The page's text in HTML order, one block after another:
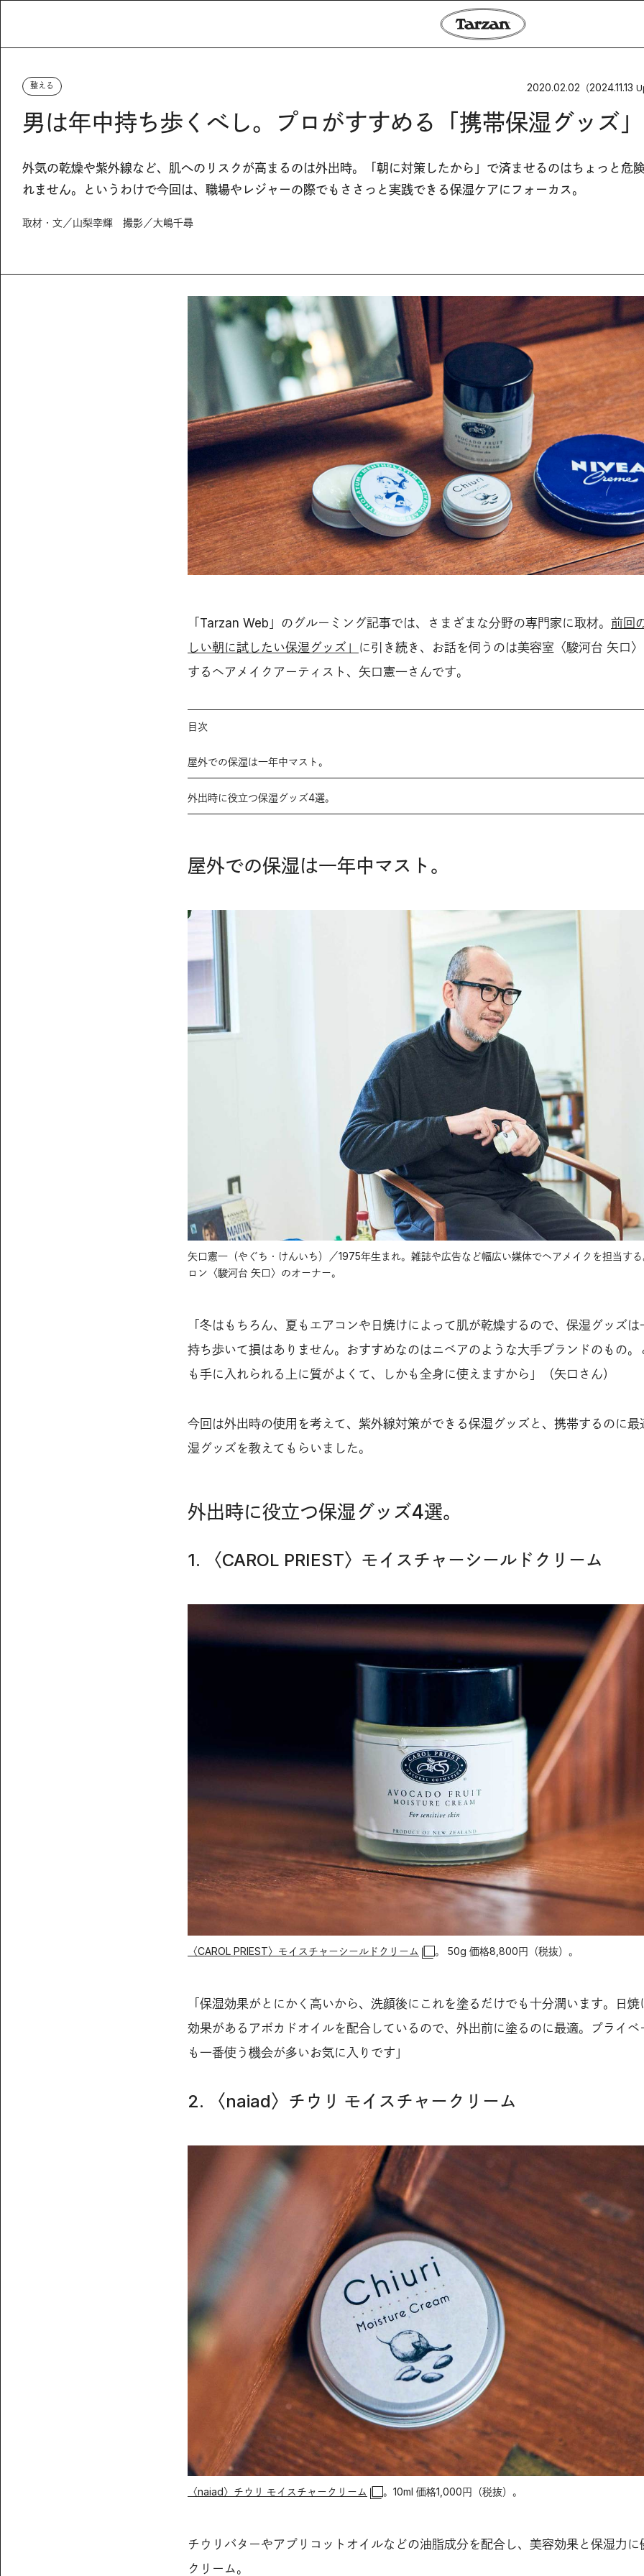
整える 2020.02.02 （2024.11.13
男は年中持ち歩くべし。プロがすすめる「携帯保湿グッズ」
外気の乾燥や紫外線など、肌へのリスクが高まるのは外出時。「朝に対策したから」で済ませるのはちょっと危
れません。というわけで今回は、職場やレジャーの際でもささっと実践できる保湿ケアにフォーカス。
取材・文／山梨幸輝 撮影／大嶋千尋
「Tarzan Web」のグルーミング記事では、さまざまな分野の専門家に取材。 前回
しい朝に試したい保湿グッズ」 に引き続き、お話を伺うのは美容室〈駿河台 矢口
するヘアメイクアーティスト、矢口憲一さんです。
目次
屋外での保湿は一年中マスト。
外出時に役立つ保湿グッズ4選。
屋外での保湿は一年中マスト。
矢口憲一（やぐち・けんいち）／1975年生まれ。雑誌や広告など幅広い媒体でヘアメイクを担当す
ロン〈駿河台 矢口〉のオーナー。
「冬はもちろん、夏もエアコンや日焼けによって肌が乾燥するので、保湿グッズは
持ち歩いて損はありません。おすすめなのはニベアのような大手ブランドのもの。
も手に入れられる上に質がよくて、しかも全身に使えますから」（矢口さん）
今回は外出時の使用を考えて、紫外線対策ができる保湿グッズと、携帯するのに最
湿グッズを教えてもらいました。
外出時に役立つ保湿グッズ4選。
1. 〈CAROL PRIEST〉モイスチャーシールドクリーム
〈CAROL PRIEST〉モイスチャーシールドクリーム 。 50g 価格8,800円（税抜）。
「保湿効果がとにかく高いから、洗顔後にこれを塗るだけでも十分潤います。日焼
効果があるアボカドオイルを配合しているので、外出前に塗るのに最適。プライベ
も一番使う機会が多いお気に入りです」
2. 〈naiad〉チウリ モイスチャークリーム
〈naiad〉チウリ モイスチャークリーム 。10ml 価格1,000円（税抜）。
チウリバターやアプリコットオイルなどの油脂成分を配合し、美容効果と保湿力に
クリーム。